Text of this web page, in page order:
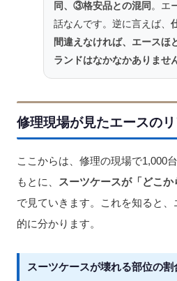
同、③格安品との混同 。エ
話なんです。逆に言えば、
間違えなければ、エースほ
ランドはなかなかありませ
修理現場が見たエースの
ここからは、修理の現場で1,000
もとに、
スーツケースが「どこ
で見ていきます。これを知ると
的に分かります。
スーツケースが壊れる部位の割